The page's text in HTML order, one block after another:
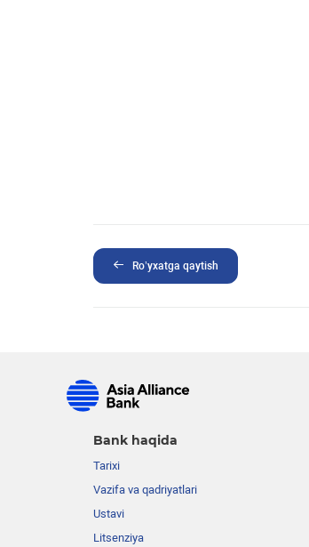
Ro’yxatga qaytish
Bank haqida
Tarixi
Vazifa va qadriyatlari
Ustavi
Litsenziya